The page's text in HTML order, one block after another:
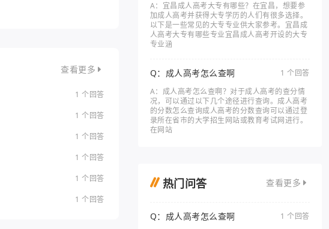
查看更多
1 个回答
1 个回答
1 个回答
1 个回答
1 个回答
1 个回答
A：宜昌成人高考大专有哪些？在宜昌，想要参
加成人高考并获得大专学历的人们有很多选择。
以下是一些常见的大专专业供大家参考。宜昌成
人高考大专有哪些专业宜昌成人高考开设的大专
专业涵
Q：成人高考怎么查啊
1 个回答
A：成人高考怎么查啊？对于成人高考的查分情
况，可以通过以下几个途径进行查询。成人高考
的分数怎么查询成人高考的分数查询可以通过登
录所在省市的大学招生网站或教育考试网进行。
在网站
热门问答 查看更多
Q：成人高考怎么查啊
1 个回答